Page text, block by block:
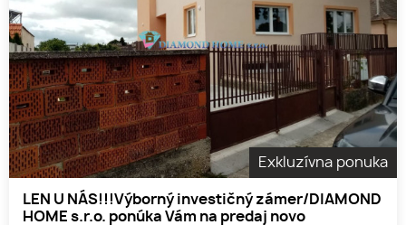
Exkluzívna ponuka
LEN U NÁS!!!Výborný investičný zámer/DIAMOND
HOME s.r.o. ponúka Vám na predaj novo